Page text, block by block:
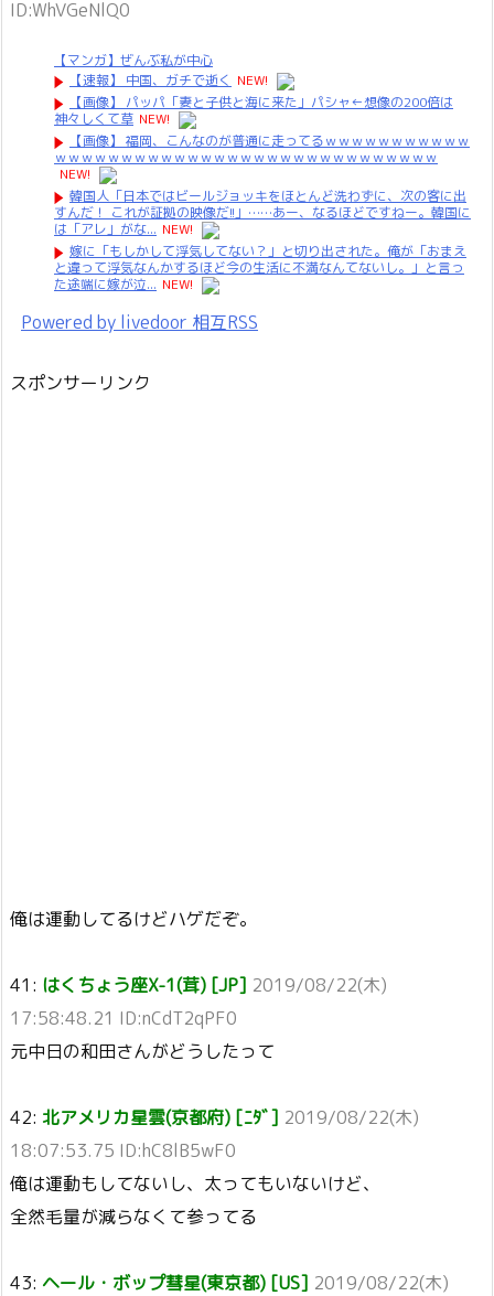
ID:WhVGeNlQ0
【マンガ】ぜんぶ私が中心
【速報】 中国、ガチで逝く NEW!
【画像】 パッパ「妻と子供と海に来た」パシャ←想像の200倍は
神々しくて草 NEW!
【画像】 福岡、こんなのが普通に走ってるｗｗｗｗｗｗｗｗｗｗｗ
ｗｗｗｗｗｗｗｗｗｗｗｗｗｗｗｗｗｗｗｗｗｗｗｗｗｗｗｗｗ
NEW!
韓国人「日本ではビールジョッキをほとんど洗わずに、次の客に出
すんだ！ これが証拠の映像だ!!」……あー、なるほどですねー。韓国に
は「アレ」がな... NEW!
嫁に「もしかして浮気してない？」と切り出された。俺が「おまえ
と違って浮気なんかするほど今の生活に不満なんてないし。」と言っ
た途端に嫁が泣... NEW!
Powered by livedoor 相互RSS
スポンサーリンク
俺は運動してるけどハゲだぞ。
41: はくちょう座X-1(茸) [JP] 2019/08/22(木)
17:58:48.21 ID:nCdT2qPF0
元中日の和田さんがどうしたって
42: 北アメリカ星雲(京都府) [ﾆﾀﾞ] 2019/08/22(木)
18:07:53.75 ID:hC8lB5wF0
俺は運動もしてないし、太ってもいないけど、
全然毛量が減らなくて参ってる
43: ヘール・ボップ彗星(東京都) [US] 2019/08/22(木)